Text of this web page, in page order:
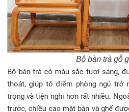
Bộ bàn trà gỗ
Bộ bàn trà có màu sắc tươi sáng,
thoát, giúp tô điểm phòng ngủ trở
trọng và tiện nghi hơn rất nhiều.
trước, chiều cao mặt bàn và ghế